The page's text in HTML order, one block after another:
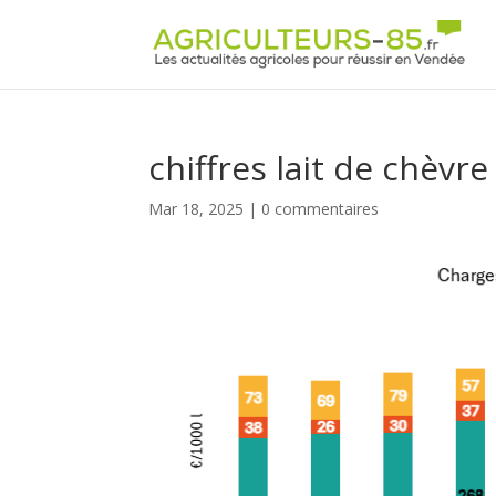
chiffres lait de chèvre
Mar 18, 2025 | 0 commentaires